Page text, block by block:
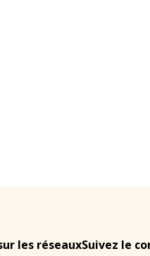
les réseauxSuivez le